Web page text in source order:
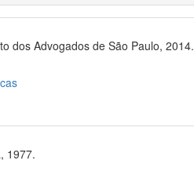
dos Advogados de São Paulo, 2014.
1977.